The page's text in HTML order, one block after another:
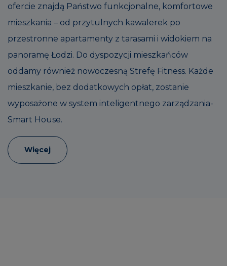
ofercie znajdą Państwo funkcjonalne, komfortowe
mieszkania – od przytulnych kawalerek po
przestronne apartamenty z tarasami i widokiem na
panoramę Łodzi. Do dyspozycji mieszkańców
oddamy również nowoczesną Strefę Fitness. Każde
mieszkanie, bez dodatkowych opłat, zostanie
wyposażone w system inteligentnego zarządzania-
Smart House.
Więcej